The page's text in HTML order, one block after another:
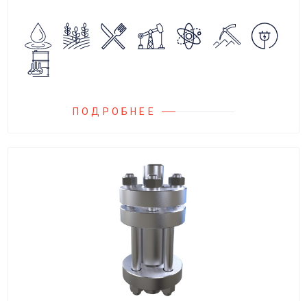
колебаний потока жидкости, возникающих в
гидравлических системах.
ПОДРОБНЕЕ